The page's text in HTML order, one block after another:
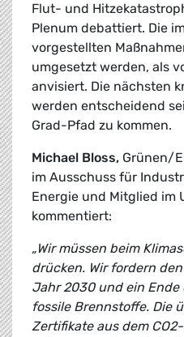
Flut- und
Plenum debattiert. Die
vorgestellten
umgesetzt werden, als
anvisiert. Die nächsten
werden entscheidend
Grad-Pfad zu kommen.
Michael Bloss, Grünen/
im Ausschuss für
Energie und Mitglied im
kommentiert:
„Wir müssen beim
drücken. Wir fordern
Jahr 2030 und ein
fossile Brennstoffe. Die
Zertifikate aus dem